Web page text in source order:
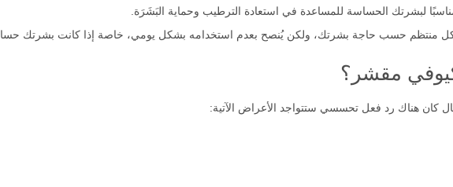
لبشرتك الحساسة للمساعدة في استعادة الترطيب وحماية البَشَرَة.
منتظم حسب حاجة بشرتك، ولكن يُنصح بعدم استخدامه بشكل يومي، خاصة إذا كانت بشرتك
مقشر؟
كان هناك رد فعل تحسسي ستتواجد الأعراض الآتية: